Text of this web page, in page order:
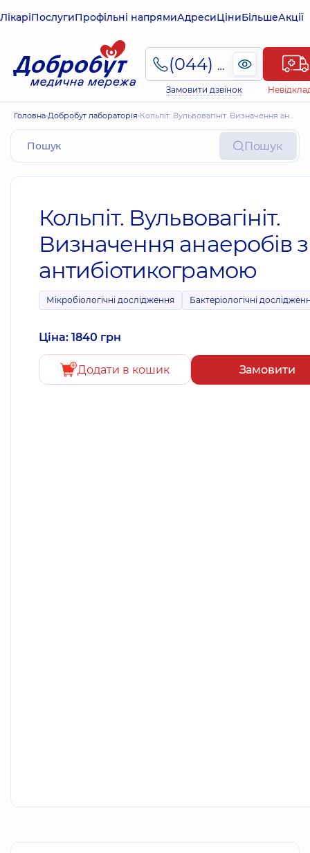
ЛікаріПослугиПрофільні напрямиАдресиЦіниБільшеАкції
(044) 495-2-888
Замовити дзвінок
Головна Добробут лабораторія Кольпіт. Вульвовагініт. Визначення анаеробів з антибіотикограмою
Пошук
Кольпіт. Вульвовагініт.
Визначення анаеробів з
антибіотикограмою
Мікробіологічні дослідження Бактеріологічні
Ціна: 1840 грн
Додати в кошик Замовити